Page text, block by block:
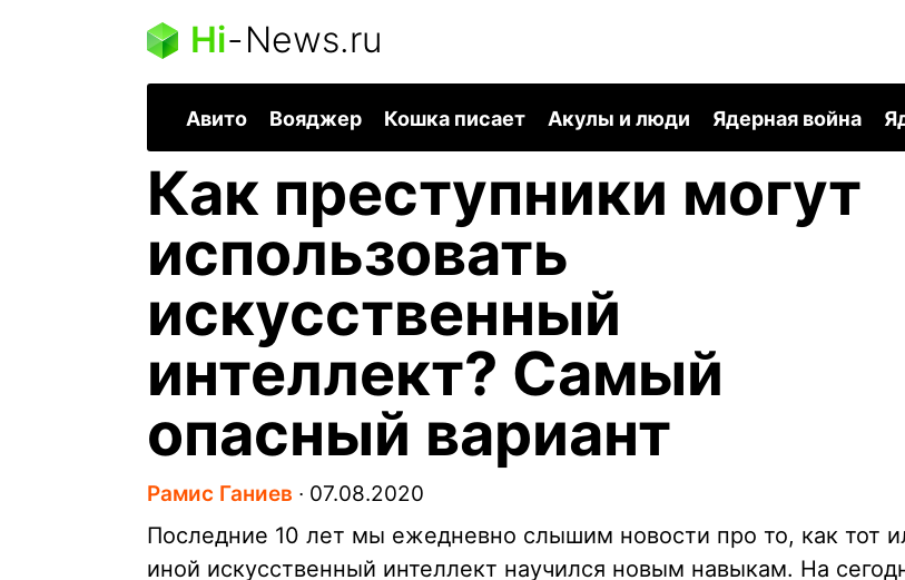
Hi-News.ru
Авито Вояджер Кошка писает Акулы и люди Ядерная война
Как преступники могут
использовать
искусственный
интеллект? Самый
опасный вариант
Рамис Ганиев ∙ 07.08.2020
Последние 10 лет мы ежедневно слышим новости про то, как тот
иной искусственный интеллект научился новым навыкам. На